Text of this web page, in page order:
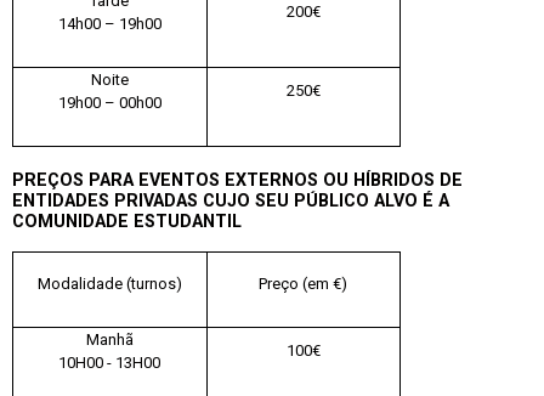
14h00 – 19h00
200€
Noite
19h00 – 00h00
250€
PREÇOS PARA EVENTOS EXTERNOS OU HÍBRIDOS DE
ENTIDADES PRIVADAS CUJO SEU PÚBLICO ALVO É A
COMUNIDADE ESTUDANTIL
Modalidade (turnos) Preço (em €)
Manhã
10H00 - 13H00
100€